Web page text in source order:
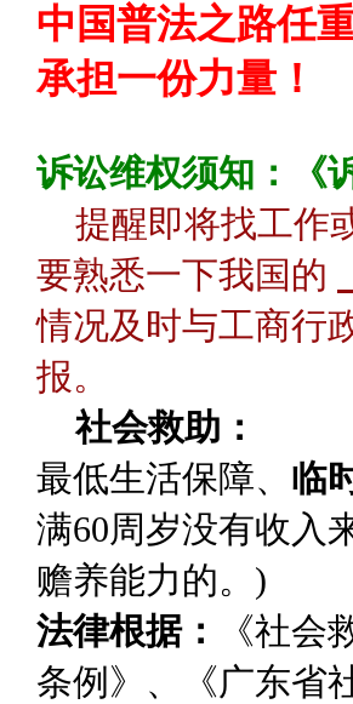
中国普法之路任
承担一份力量！
诉讼维权须知：《
提醒即将找工作
要熟悉一下我国的
情况及时与工商行
报。
社会救助：
最低生活保障、 临
满60周岁没有收入
赡养能力的。)
法律根据：
《社
条例》、《广东省